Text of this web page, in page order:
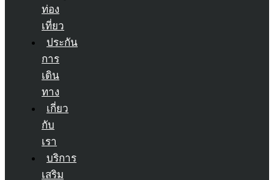
ท่อง
เที่ยว
ประกัน
การ
เดิน
ทาง
เกี่ยว
กับ
เรา
บริการ
เสริม